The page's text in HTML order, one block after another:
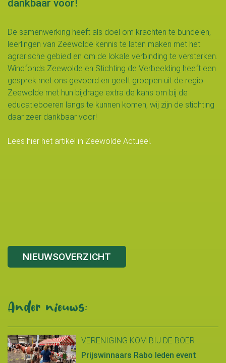
dankbaar voor!
De samenwerking heeft als doel om krachten te bundelen,
leerlingen van Zeewolde kennis te laten maken met het
agrarische gebied en om de lokale verbinding te versterken.
Windfonds Zeewolde en Stichting de Verbeelding heeft een
gesprek met ons gevoerd en geeft groepen uit de regio
Zeewolde met hun bijdrage extra de kans om bij de
educatieboeren langs te kunnen komen, wij zijn de stichting
daar zeer dankbaar voor!
Lees hier het artikel in Zeewolde Actueel.
NIEUWSOVERZICHT
Ander nieuws:
VERENIGING KOM BIJ DE BOER
Prijswinnaars Rabo leden event